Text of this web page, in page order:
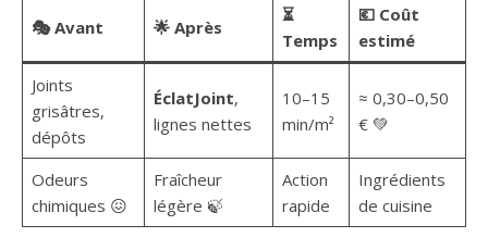
🎭 Avant 🌟 Après
⏳
Temps
💶 Coût
estimé
Joints
grisâtres,
dépôts
ÉclatJoint,
lignes nettes
10–15
min/m²
≈ 0,30–0,50
€ 💚
Odeurs
chimiques 😖
Fraîcheur
légère 🍃
Action
rapide
Ingrédients
de cuisine